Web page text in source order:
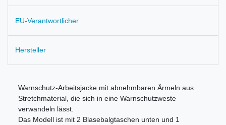
EU-Verantwortlicher
Hersteller
Warnschutz-Arbeitsjacke mit abnehmbaren Ärmeln aus
Stretchmaterial, die sich in eine Warnschutzweste
verwandeln lässt.
Das Modell ist mit 2 Blasebalgtaschen unten und 1